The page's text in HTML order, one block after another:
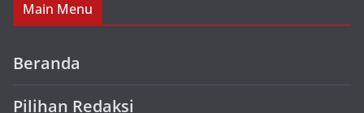
Main Menu
Beranda
Pilihan Redaksi